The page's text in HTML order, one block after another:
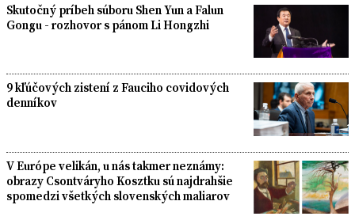
Skutočný príbeh súboru Shen Yun a Falun
Gongu - rozhovor s pánom Li Hongzhi
9 kľúčových zistení z Fauciho covidových
denníkov
V Európe velikán, u nás takmer neznámy:
obrazy Csontváryho Kosztku sú najdrahšie
spomedzi všetkých slovenských maliarov